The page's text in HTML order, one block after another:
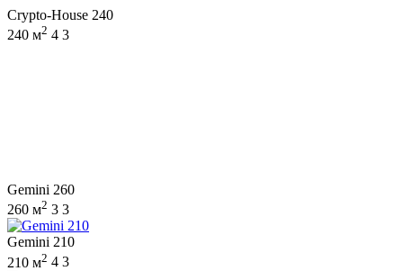
Crypto-House 240
240 м2 4 3
Gemini 260
260 м2 3 3
Gemini 210
210 м2 4 3